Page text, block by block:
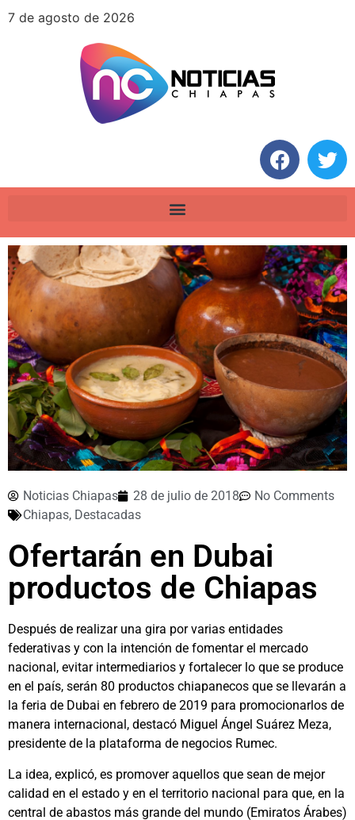
7 de agosto de 2026
Noticias Chiapas 28 de julio de 2018
No Comments
Chiapas, Destacadas
Ofertarán en Dubai
productos de Chiapas
Después de realizar una gira por varias entidades
federativas y con la intención de fomentar el mercado
nacional, evitar intermediarios y fortalecer lo que se produce
en el país, serán 80 productos chiapanecos que se llevarán a
la feria de Dubai en febrero de 2019 para promocionarlos de
manera internacional, destacó Miguel Ángel Suárez Meza,
presidente de la plataforma de negocios Rumec.
La idea, explicó, es promover aquellos que sean de mejor
calidad en el estado y en el territorio nacional para que, en la
central de abastos más grande del mundo (Emiratos Árabes)